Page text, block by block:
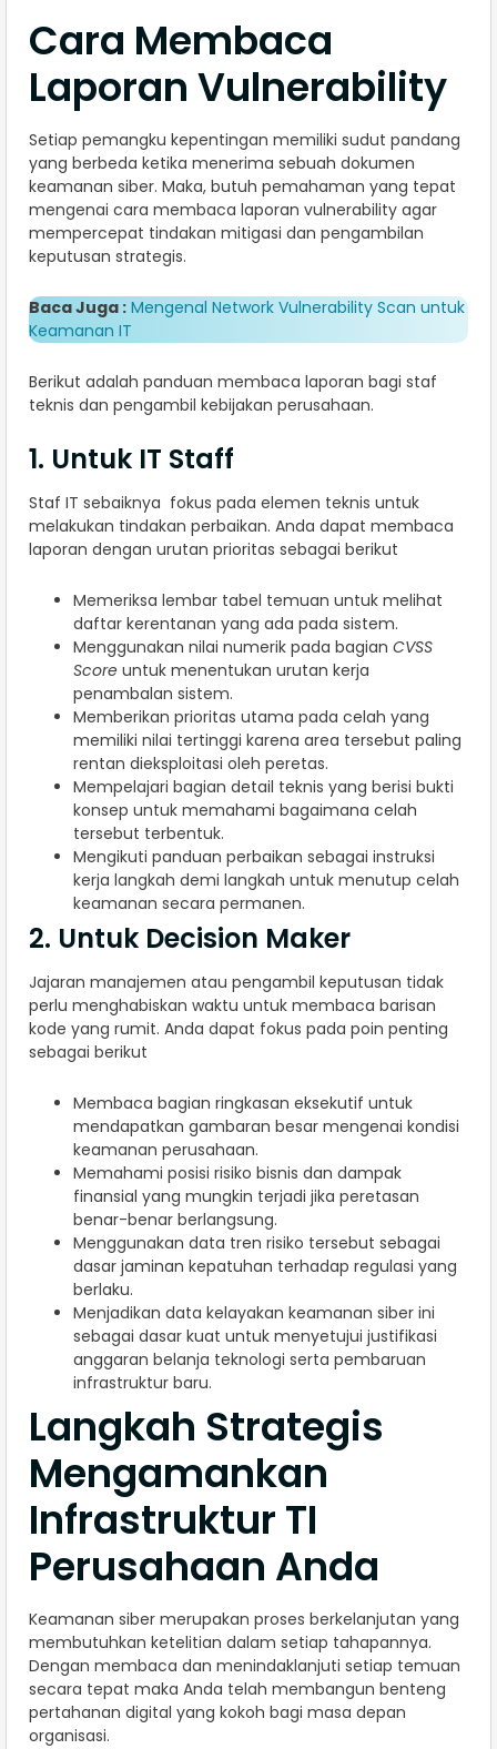
Cara Membaca
Laporan Vulnerability
Setiap pemangku kepentingan memiliki sudut pandang
yang berbeda ketika menerima sebuah dokumen
keamanan siber. Maka, butuh pemahaman yang tepat
mengenai cara membaca laporan vulnerability agar
mempercepat tindakan mitigasi dan pengambilan
keputusan strategis.
Baca Juga : Mengenal Network Vulnerability Scan untuk
Keamanan IT
Berikut adalah panduan membaca laporan bagi staf
teknis dan pengambil kebijakan perusahaan.
1. Untuk IT Staff
Staf IT sebaiknya fokus pada elemen teknis untuk
melakukan tindakan perbaikan. Anda dapat membaca
laporan dengan urutan prioritas sebagai berikut
Memeriksa lembar tabel temuan untuk melihat
daftar kerentanan yang ada pada sistem.
Menggunakan nilai numerik pada bagian CVSS
Score untuk menentukan urutan kerja
penambalan sistem.
Memberikan prioritas utama pada celah yang
memiliki nilai tertinggi karena area tersebut paling
rentan dieksploitasi oleh peretas.
Mempelajari bagian detail teknis yang berisi bukti
konsep untuk memahami bagaimana celah
tersebut terbentuk.
Mengikuti panduan perbaikan sebagai instruksi
kerja langkah demi langkah untuk menutup celah
keamanan secara permanen.
2. Untuk Decision Maker
Jajaran manajemen atau pengambil keputusan tidak
perlu menghabiskan waktu untuk membaca barisan
kode yang rumit. Anda dapat fokus pada poin penting
sebagai berikut
Membaca bagian ringkasan eksekutif untuk
mendapatkan gambaran besar mengenai kondisi
keamanan perusahaan.
Memahami posisi risiko bisnis dan dampak
finansial yang mungkin terjadi jika peretasan
benar-benar berlangsung.
Menggunakan data tren risiko tersebut sebagai
dasar jaminan kepatuhan terhadap regulasi yang
berlaku.
Menjadikan data kelayakan keamanan siber ini
sebagai dasar kuat untuk menyetujui justifikasi
anggaran belanja teknologi serta pembaruan
infrastruktur baru.
Langkah Strategis
Mengamankan
Infrastruktur TI
Perusahaan Anda
Keamanan siber merupakan proses berkelanjutan yang
membutuhkan ketelitian dalam setiap tahapannya.
Dengan membaca dan menindaklanjuti setiap temuan
secara tepat maka Anda telah membangun benteng
pertahanan digital yang kokoh bagi masa depan
organisasi.